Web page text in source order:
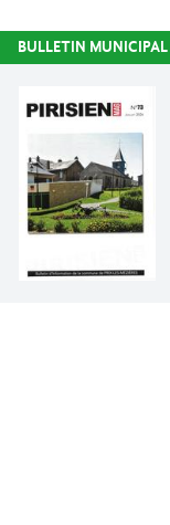
BULLETIN MUNICIPAL